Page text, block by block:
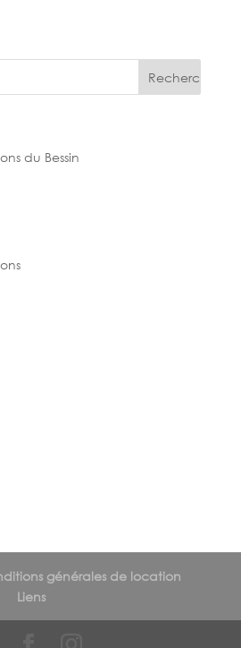
du Bessin
générales de location
Liens